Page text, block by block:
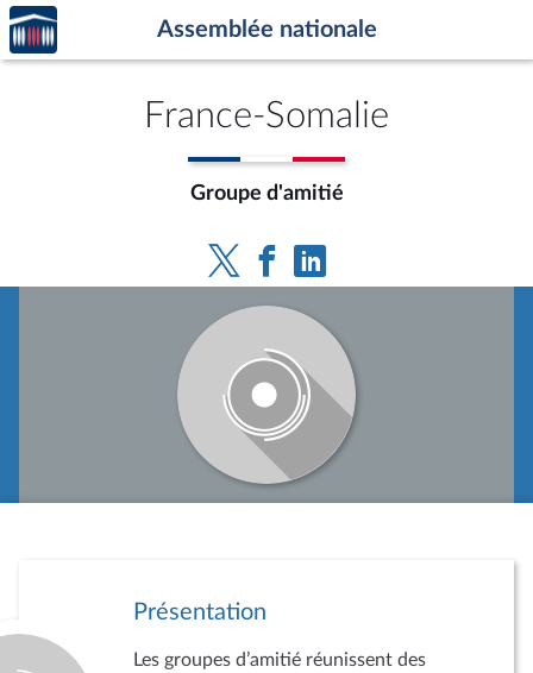
Aller au contenu
Aller en bas de la page
Accèder
à la
page
Assemblée nationale
France-Somalie
Groupe d'amitié
Présentation
Les groupes d’amitié réunissent des